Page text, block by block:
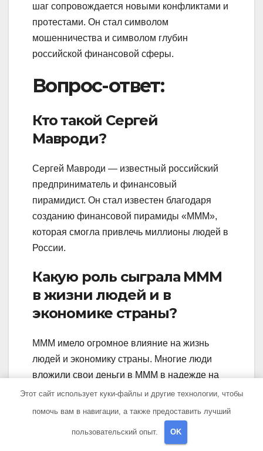
шаг сопровождается новыми конфликтами и
протестами. Он стал символом
мошенничества и символом глубин
российской финансовой сферы.
Вопрос-ответ:
Кто такой Сергей
Мавроди?
Сергей Мавроди — известный российский
предприниматель и финансовый
пирамидист. Он стал известен благодаря
созданию финансовой пирамиды «МММ»,
которая смогла привлечь миллионы людей в
России.
Какую роль сыграла МММ
в жизни людей и в
экономике страны?
МММ имело огромное влияние на жизнь
людей и экономику страны. Многие люди
вложили свои деньги в МММ в надежде на
большую прибыль. Однако, когда пирамида
обрушилась, многие люди потеряли все свои
сбережения. Это привело к массовым
Этот сайт использует куки-файлы и другие технологии, чтобы
помочь вам в навигации, а также предоставить лучший
пользовательский опыт. OK